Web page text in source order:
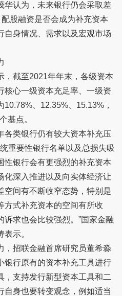
华认为，未来银行仍会采取差
股融资是否会成为补充资本
自身情况、需求以及宏观市场
，截至2021年年末，各级资本
核心一级资本充足率、一级资
、12.35%、15.13%，
基点。
各类银行仍有较大资本补充压
重要性银行名单以及总损失吸
性银行会有更强烈的补充资本
化深入推进以及向实体经济让
空间有不断收窄态势，特别是
方式补充资本的空间有所收
求也会比较强烈。”国家金融
示。
，招联金融首席研究员董希淼
银行原有的资本补充工具进行
，支持发行新型资本工具和二
自身也要转变观念，例如适当